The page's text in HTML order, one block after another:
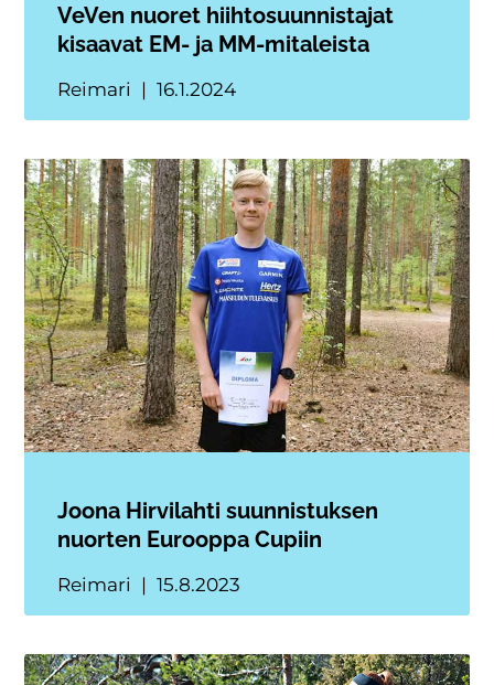
VeVen nuoret hiihtosuunnistajat
kisaavat EM- ja MM-mitaleista
Reimari 16.1.2024
Joona Hirvilahti suunnistuksen
nuorten Eurooppa Cupiin
Reimari 15.8.2023